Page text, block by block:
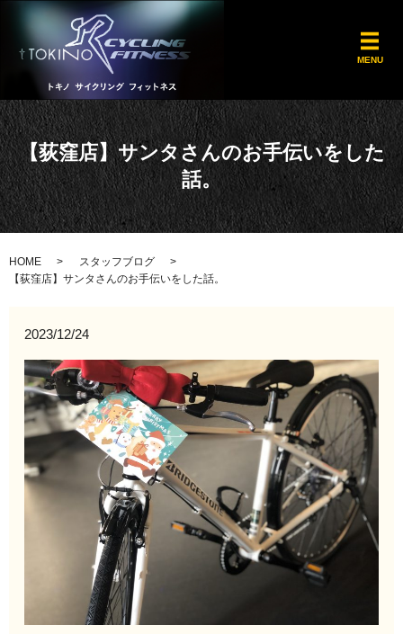
MENU
【荻窪店】サンタさんのお手伝いをした
話。
HOME
スタッフブログ
【荻窪店】サンタさんのお手伝いをした話。
2023/12/24